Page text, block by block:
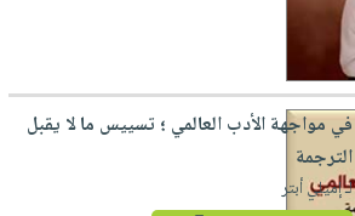
في مواجهة الأدب العالمي ؛ تسييس ما لا يقبل
الترجمة
لـ إميلي أبتر